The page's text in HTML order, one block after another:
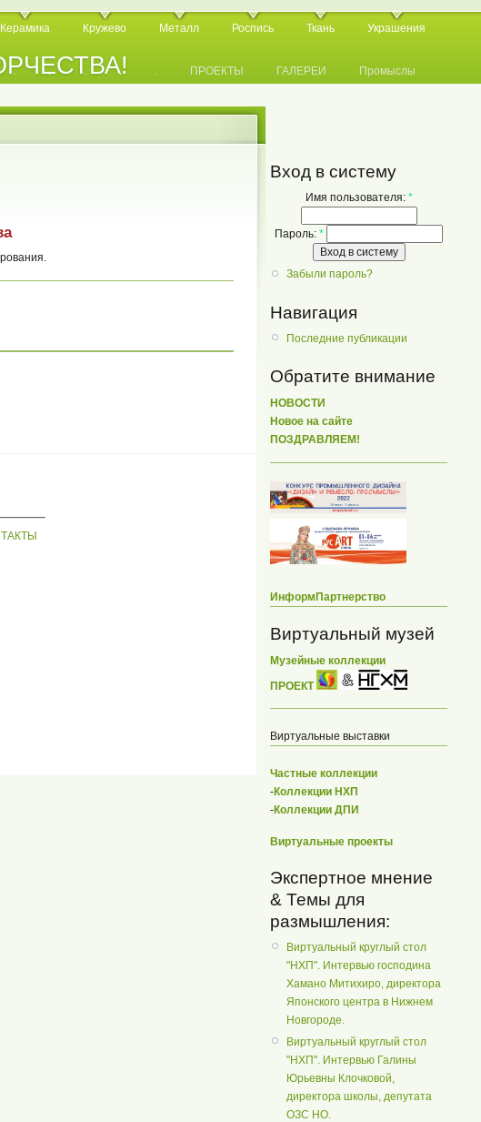
Керамика Кружево Металл Роспись Ткань Украшения
. . . . . ПРОЕКТЫ ГАЛЕРЕИ Промыслы
Вход в систему
Имя пользователя: *
Пароль: *
Забыли пароль?
Навигация
Последние публикации
Обратите внимание
НОВОСТИ
Новое на сайте
ПОЗДРАВЛЯЕМ!
ИнформПартнерство
Виртуальный музей
Музейные коллекции
ПРОЕКТ
Виртуальные выставки
Частные коллекции
-Коллекции НХП
-Коллекции ДПИ
Виртуальные проекты
Экспертное мнение
& Темы для
размышления:
Виртуальный круглый стол
"НХП". Интервью господина
Хамано Митихиро, директора
Японского центра в Нижнем
Новгороде.
Виртуальный круглый стол
"НХП". Интервью Галины
Юрьевны Клочковой,
директора школы, депутата
ОЗС НО.